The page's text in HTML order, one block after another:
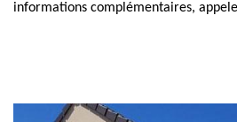
informations complémentaires,